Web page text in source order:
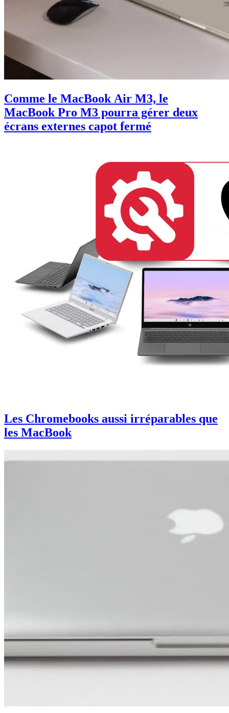
Comme le MacBook Air M3, le
MacBook Pro M3 pourra gérer deux
écrans externes capot fermé
Les Chromebooks aussi irréparables que
les MacBook